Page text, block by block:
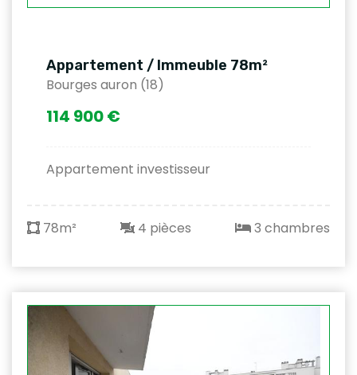
Appartement / Immeuble 78m²
Bourges auron (18)
114 900 €
Appartement investisseur
78m² 4 pièces 3 chambres